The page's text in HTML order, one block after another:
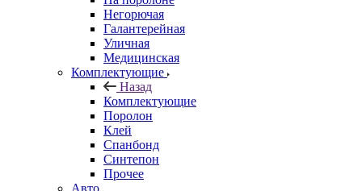
Негорючая
Галантерейная
Уличная
Медицинская
Комплектующие
Назад
Комплектующие
Поролон
Клей
Спанбонд
Синтепон
Прочее
Авто